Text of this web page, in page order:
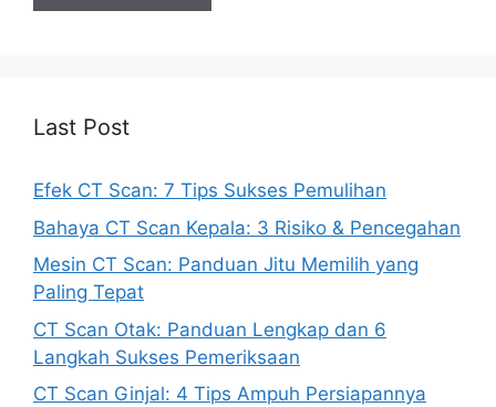
Last Post
Efek CT Scan: 7 Tips Sukses Pemulihan
Bahaya CT Scan Kepala: 3 Risiko & Pencegahan
Mesin CT Scan: Panduan Jitu Memilih yang
Paling Tepat
CT Scan Otak: Panduan Lengkap dan 6
Langkah Sukses Pemeriksaan
CT Scan Ginjal: 4 Tips Ampuh Persiapannya